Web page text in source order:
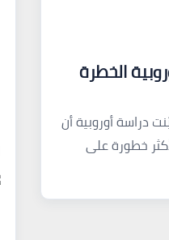
الخطرة
دراسة أوروبية أن
خطورة على